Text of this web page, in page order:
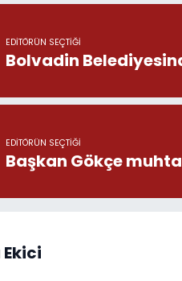
EDITÖRÜN SEÇTIĞI
Bolvadin
EDITÖRÜN SEÇTIĞI
Başkan Gökçe